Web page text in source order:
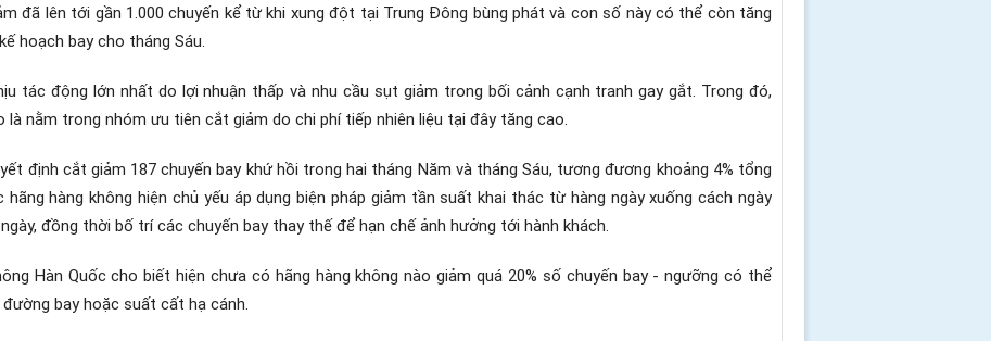
đã lên tới gần 1.000 chuyến kể từ khi xung đột tại Trung Đông bùng phát và con số này có thể còn tăng
hoạch bay cho tháng Sáu.
tác động lớn nhất do lợi nhuận thấp và nhu cầu sụt giảm trong bối cảnh cạnh tranh gay gắt. Trong đó,
nằm trong nhóm ưu tiên cắt giảm do chi phí tiếp nhiên liệu tại đây tăng cao.
định cắt giảm 187 chuyến bay khứ hồi trong hai tháng Năm và tháng Sáu, tương đương khoảng 4% tổng
hàng không hiện chủ yếu áp dụng biện pháp giảm tần suất khai thác từ hàng ngày xuống cách ngày
đồng thời bố trí các chuyến bay thay thế để hạn chế ảnh hưởng tới hành khách.
Hàn Quốc cho biết hiện chưa có hãng hàng không nào giảm quá 20% số chuyến bay - ngưỡng có thể
bay hoặc suất cất hạ cánh.